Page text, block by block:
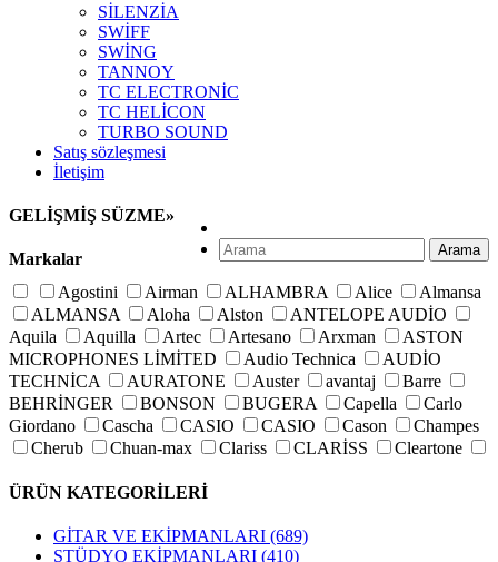
SİLENZİA
SWİFF
SWİNG
TANNOY
TC ELECTRONİC
TC HELİCON
TURBO SOUND
Satış sözleşmesi
İletişim
Arama
GELİŞMİŞ SÜZME»
Markalar
Agostini
Airman ALHAMBRA Alice
Almansa
ALMANSA
Aloha Alston
ANTELOPE AUDİO
Aquila
Aquilla Artec Artesano Arxman
ASTON
MICROPHONES LİMİTED
Audio Technica
AUDİO
TECHNİCA
AURATONE Auster avantaj
Barre
BEHRİNGER
BONSON BUGERA Capella
Carlo
Giordano
Cascha CASIO CASIO Cason
Champes
Cherub
Chuan-max Clariss CLARİSS
Cleartone
D\'addario
D\'orazio D\'orazio
Dorazio
Dotch Dr. Drum Dunlop
ÜRÜN KATEGORİLERİ
GİTAR VE EKİPMANLARI (689)
STÜDYO EKİPMANLARI (410)